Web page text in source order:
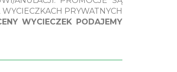
PRYWATNYCH
WYCIECZEK PODAJEMY